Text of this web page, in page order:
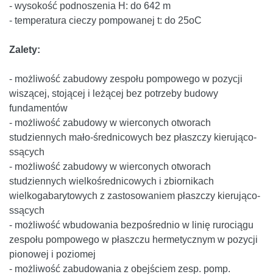
- wysokość podnoszenia H: do 642 m
- temperatura cieczy pompowanej t: do 25oC
Zalety:
- możliwość zabudowy zespołu pompowego w pozycji
wiszącej, stojącej i leżącej bez potrzeby budowy
fundamentów
- możliwość zabudowy w wierconych otworach
studziennych mało-średnicowych bez płaszczy kierująco-
ssących
- możliwość zabudowy w wierconych otworach
studziennych wielkośrednicowych i zbiornikach
wielkogabarytowych z zastosowaniem płaszczy kierująco-
ssących
- możliwość wbudowania bezpośrednio w linię rurociągu
zespołu pompowego w płaszczu hermetycznym w pozycji
pionowej i poziomej
- możliwość zabudowania z obejściem zesp. pomp.